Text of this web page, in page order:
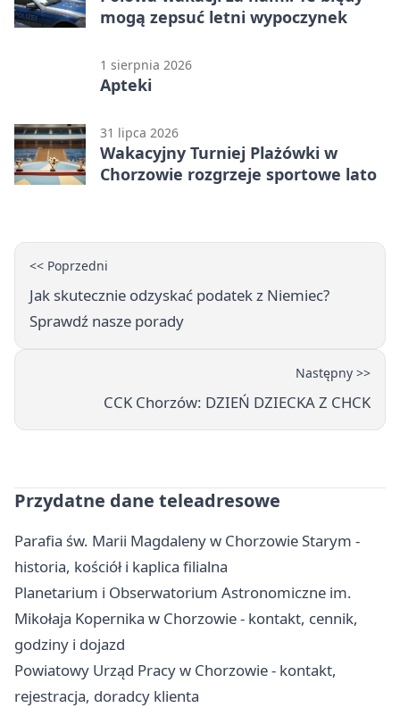
mogą zepsuć letni wypoczynek
1 sierpnia 2026
Apteki
31 lipca 2026
Wakacyjny Turniej Plażówki w
Chorzowie rozgrzeje sportowe lato
<< Poprzedni
Jak skutecznie odzyskać podatek z Niemiec?
Sprawdź nasze porady
Następny >>
CCK Chorzów: DZIEŃ DZIECKA Z CHCK
Przydatne dane teleadresowe
Parafia św. Marii Magdaleny w Chorzowie Starym -
historia, kościół i kaplica filialna
Planetarium i Obserwatorium Astronomiczne im.
Mikołaja Kopernika w Chorzowie - kontakt, cennik,
godziny i dojazd
Powiatowy Urząd Pracy w Chorzowie - kontakt,
rejestracja, doradcy klienta